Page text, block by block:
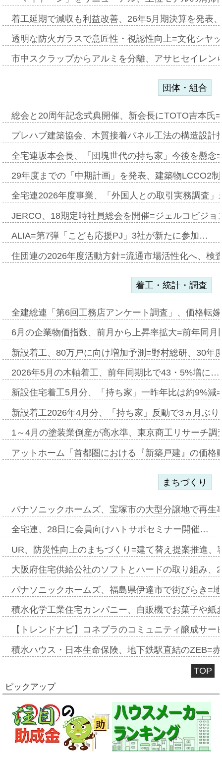
着工延期で減収も利益改善、26年5月期決算を発表
透明な防火ガラスで意匠性・視認性向上=文化シヤ
市中スクラップからアルミを分離、アサヒセイレ
団体・組合
総会と20周年記念式典開催、新会長にTOTO吉本氏
プレハブ建築協会、木質接着パネル工法の構造設
全宅連坂本会長、「団塊世代の持ち家」今後を懸
29年度までの「中期計画」を発表、建築物LCCO2
全宅連2026年度事業、「外国人との取引実務調査
JERCO、18期定時社員総会を開催=ジェルコビジ
ALIA=第7弾「こども応援PJ」3社が新たに参加…
住団連の2026年度活動方針=流通市場活性化へ、検
着工・統計・調査
全建総連「第6回工務店アンケート調査」、価格転
6月の企業物価指数、前月から上昇率拡大=前年同
新設着工、80万戸に向け増加予測=野村総研、30年
2026年5月の木軸着工、前年同期比で43・5%増に…
新設住宅着工5月分、「持ち家」一昨年比は約9%
新設着工2026年4月分、「持ち家」反動で3ヵ月ぶ
1～4月の塗装業倒産が高水準、東京商工リサーチ
アットホーム「首都圏における『新築戸建』の価
まちづくり
パナソニックホームズ、宝塚市の大型分譲地で再
全宅連、28日に会員向けハトサポセミナー開催…
UR、防災性向上のまちづくり=建て替え提案推進
大阪府住宅供給公社のソフトとハードの取り組み
パナソニックホームズ、福島県伊達市で街びらき=
積水化学工業住宅カンパニー、自販機でお菓子や
【トレンドナビ】コネプラのコミュニティ醸成サ
積水ハウス・日本生命保険、地下鉄駅直結のZEB=
TOP
ピックアップ